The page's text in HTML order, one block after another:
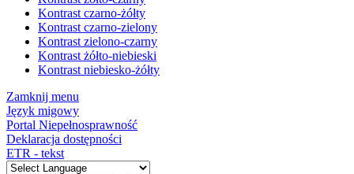
Kontrast czarno-żółty
Kontrast czarno-zielony
Kontrast zielono-czarny
Kontrast żółto-niebieski
Kontrast niebiesko-żółty
Zamknij menu
Język migowy
Portal Niepełnosprawność
Deklaracja dostępności
ETR - tekst